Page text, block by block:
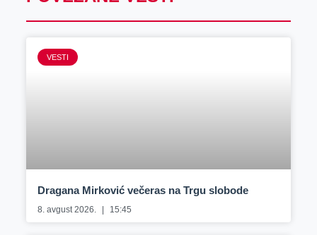
VESTI
Dragana Mirković večeras na Trgu slobode
8. avgust 2026. 15:45